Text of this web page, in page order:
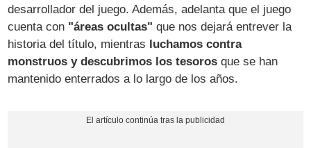
desarrollador del juego. Además, adelanta que el juego
cuenta con "áreas ocultas" que nos dejará entrever la
historia del título, mientras
luchamos contra
monstruos y descubrimos los tesoros que se han
mantenido enterrados a lo largo de los años.